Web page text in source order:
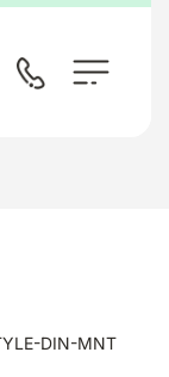
DIN-MNT